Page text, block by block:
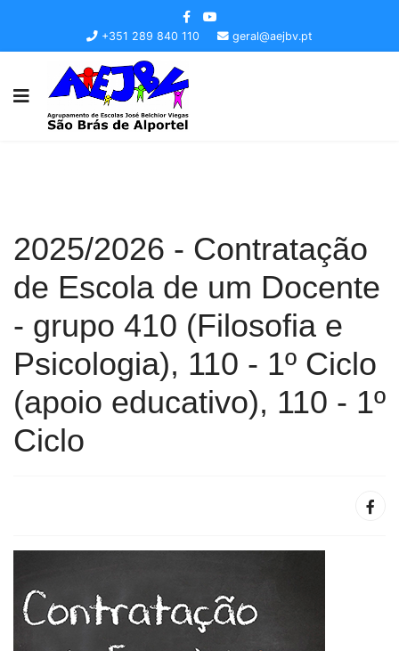
+351 289 840 110 geral@aejbv.pt
2025/2026 - Contratação
de Escola de um Docente
- grupo 410 (Filosofia e
Psicologia), 110 - 1º Ciclo
(apoio educativo), 110 - 1º
Ciclo